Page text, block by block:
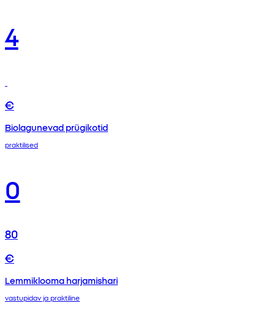
4
€
Biolagunevad prügikotid
praktilised
0
80
€
Lemmiklooma harjamishari
vastupidav ja praktiline